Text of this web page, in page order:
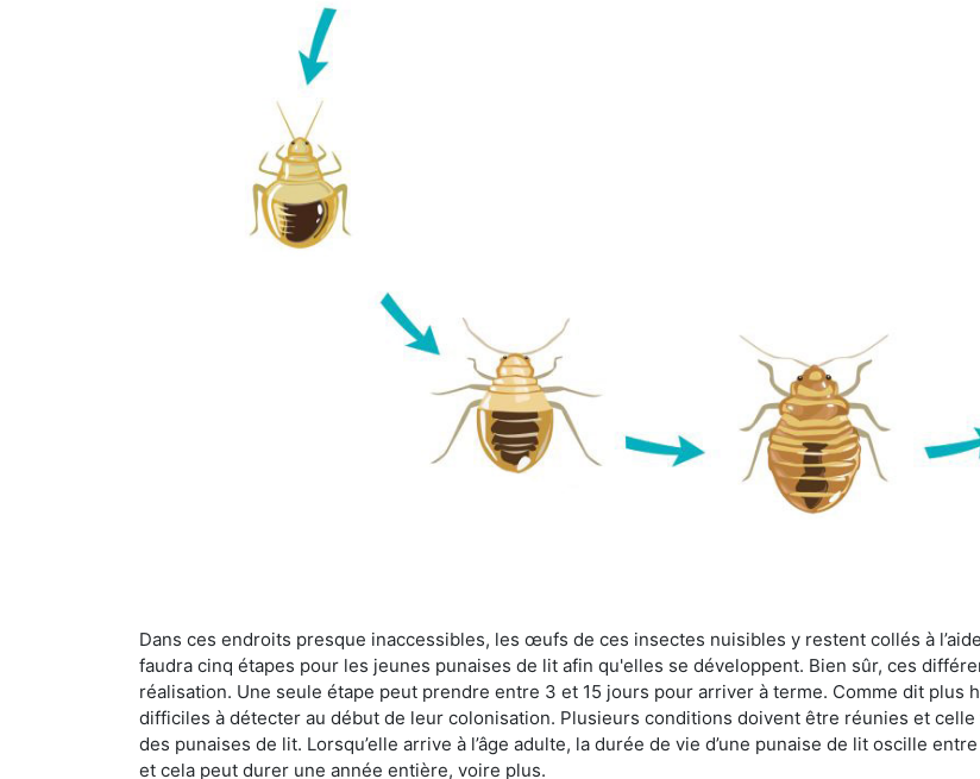
Dans ces endroits presque inaccessibles, les œufs de ces insectes nuisibles y restent collés à
faudra cinq étapes pour les jeunes punaises de lit afin qu'elles se développent. Bien sûr, ces
réalisation. Une seule étape peut prendre entre 3 et 15 jours pour arriver à terme. Comme dit plus
difficiles à détecter au début de leur colonisation. Plusieurs conditions doivent être réunies et
des punaises de lit. Lorsqu’elle arrive à l’âge adulte, la durée de vie d’une punaise de lit oscille
et cela peut durer une année entière, voire plus.